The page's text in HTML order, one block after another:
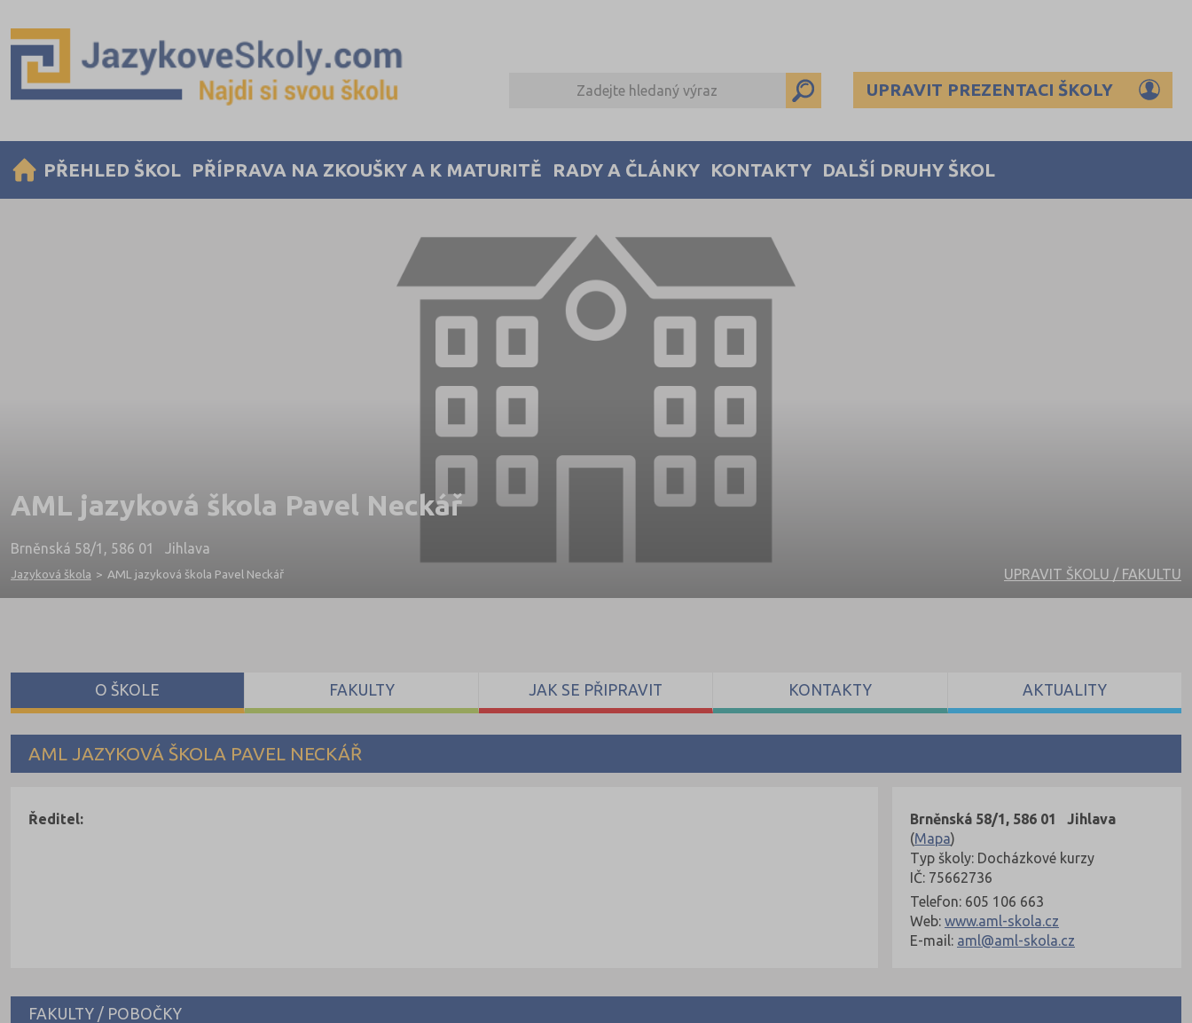
UPRAVIT PREZENTACI ŠKOLY
PŘEHLED ŠKOL PŘÍPRAVA NA ZKOUŠKY A K MATURITĚ RADY A ČLÁNKY KONTAKTY DALŠÍ DRUHY ŠKOL
AML jazyková škola Pavel Neckář
Brněnská 58/1, 586 01 Jihlava
Jazyková škola > AML jazyková škola Pavel Neckář UPRAVIT ŠKOLU / FAKULTU
AML JAZYKOVÁ ŠKOLA PAVEL NECKÁŘ
Brněnská 58/1, 586 01 Jihlava
(Mapa)
Typ školy: Docházkové kurzy
IČ: 75662736
Telefon: 605 106 663
Web: www.aml-skola.cz
E-mail: aml@aml-skola.cz
Ředitel:
FAKULTY / POBOČKY
O ŠKOLE FAKULTY JAK SE PŘIPRAVIT KONTAKTY AKTUALITY